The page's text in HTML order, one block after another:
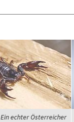
Ein echter Österreicher